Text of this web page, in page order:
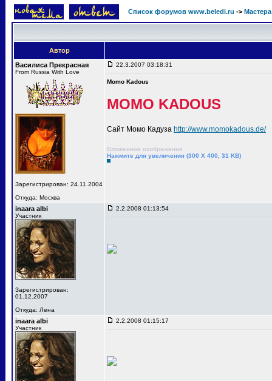
Список форумов www.beledi.ru ->
Автор
Василиса Прекрасная
From Russia With Love
Зарегистрирован: 24.11.2004
Откуда: Москва
22.3.2007 03:18:31
Momo Kadous
MOMO KADOUS
Сайт Момо Кадуза http://www.momokadous.de/
Вложенное изображение
Нажмите для увеличения (300 X 400, 31 KB)
inaara albi
Участник
Зарегистрирован:
01.12.2007
Откуда: Лена
2.2.2008 01:13:54
inaara albi
Участник
2.2.2008 01:15:17